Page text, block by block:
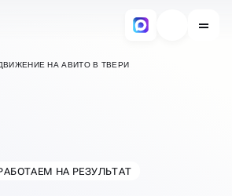
НА АВИТО В ТВЕРИ
НА АВИТО
НА РЕЗУЛЬТАТ